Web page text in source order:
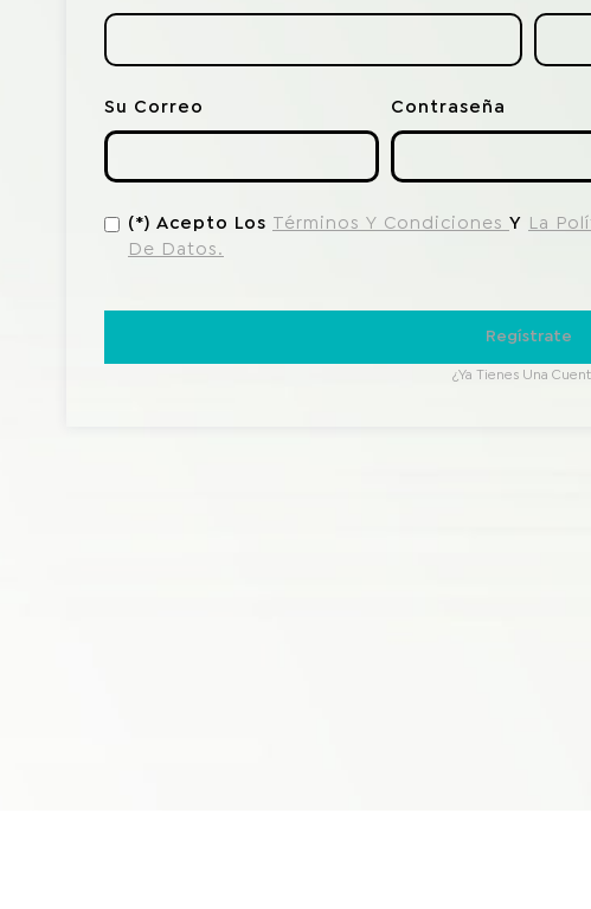
Su Correo Contraseña
(*) Acepto Los Términos Y Condiciones Y
La
De Datos.
Regístrate
¿Ya Tienes Una